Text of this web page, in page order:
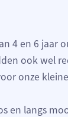
4 en 6 jaar
ook wel
onze kleine
en langs